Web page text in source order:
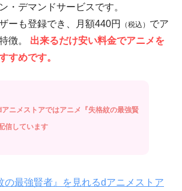
・デマンドサービスです。
ーも登録でき、月額440円
（税込） でア
徴。 出来るだけ安い料金でアニメを
すめです。
ニメストアではアニメ『失格紋の最強賢
信しています
の最強賢者』を見れるdアニメストア